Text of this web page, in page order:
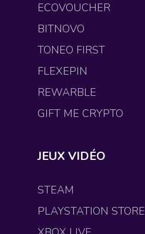
ECOVOUCHER
BITNOVO
TONEO FIRST
FLEXEPIN
REWARBLE
GIFT ME CRYPTO
JEUX VIDÉO
STEAM
PLAYSTATION STORE